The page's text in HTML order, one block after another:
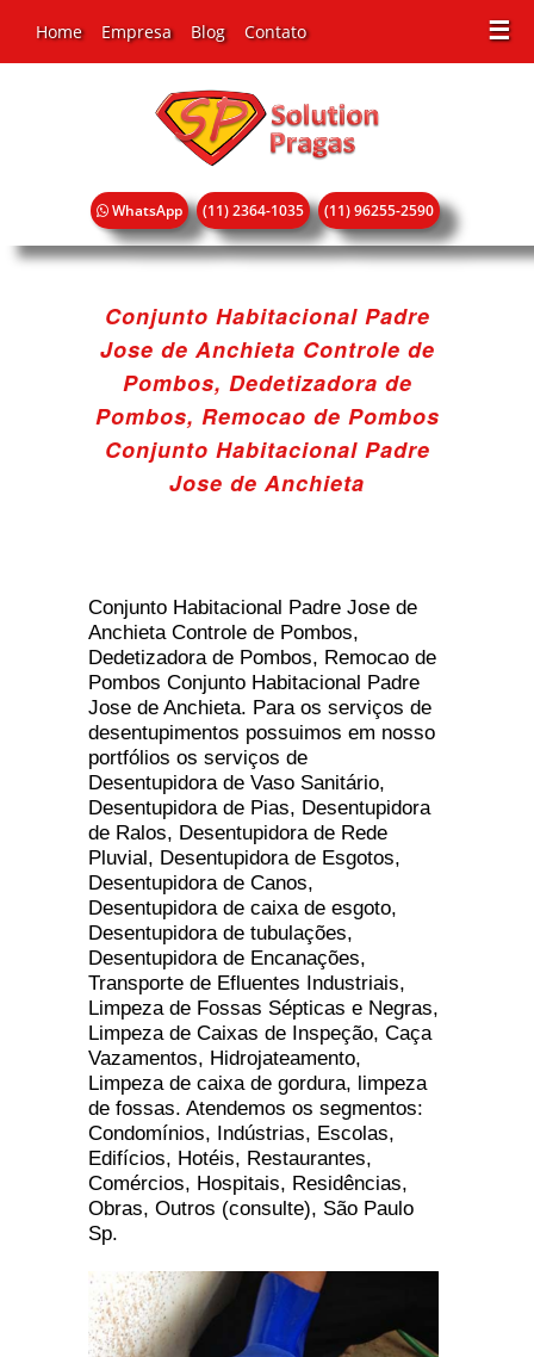
☰
Home Empresa Blog Contato
WhatsApp (11) 2364-1035 (11) 96255-2590
Conjunto Habitacional Padre
Jose de Anchieta Controle de
Pombos, Dedetizadora de
Pombos, Remocao de Pombos
Conjunto Habitacional Padre
Jose de Anchieta
Conjunto Habitacional Padre Jose de
Anchieta Controle de Pombos,
Dedetizadora de Pombos, Remocao de
Pombos Conjunto Habitacional Padre
Jose de Anchieta. Para os serviços de
desentupimentos possuimos em nosso
portfólios os serviços de
Desentupidora de Vaso Sanitário,
Desentupidora de Pias, Desentupidora
de Ralos, Desentupidora de Rede
Pluvial, Desentupidora de Esgotos,
Desentupidora de Canos,
Desentupidora de caixa de esgoto,
Desentupidora de tubulações,
Desentupidora de Encanações,
Transporte de Efluentes Industriais,
Limpeza de Fossas Sépticas e Negras,
Limpeza de Caixas de Inspeção, Caça
Vazamentos, Hidrojateamento,
Limpeza de caixa de gordura, limpeza
de fossas. Atendemos os segmentos:
Condomínios, Indústrias, Escolas,
Edifícios, Hotéis, Restaurantes,
Comércios, Hospitais, Residências,
Obras, Outros (consulte), São Paulo
Sp.